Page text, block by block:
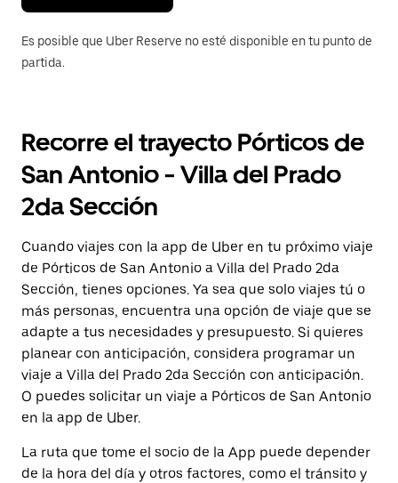
Es posible que Uber Reserve no esté disponible en tu punto de
partida.
Recorre el trayecto Pórticos de
San Antonio - Villa del Prado
2da Sección
Cuando viajes con la app de Uber en tu próximo viaje
de Pórticos de San Antonio a Villa del Prado 2da
Sección, tienes opciones. Ya sea que solo viajes tú o
más personas, encuentra una opción de viaje que se
adapte a tus necesidades y presupuesto. Si quieres
planear con anticipación, considera programar un
viaje a Villa del Prado 2da Sección con anticipación.
O puedes solicitar un viaje a Pórticos de San Antonio
en la app de Uber.
La ruta que tome el socio de la App puede depender
de la hora del día y otros factores, como el tránsito y